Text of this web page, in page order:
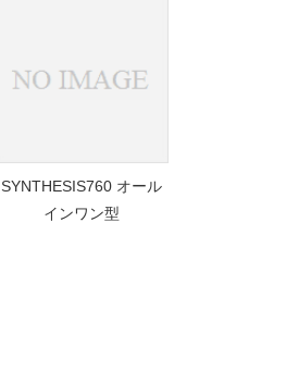
SYNTHESIS760 オール
インワン型